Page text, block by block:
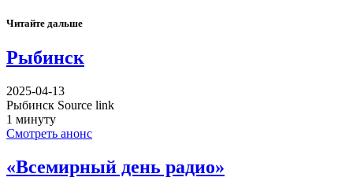
Читайте дальше
Рыбинск
2025-04-13
Рыбинск Source link
1 минуту
Смотреть анонс
«Всемирный день радио»